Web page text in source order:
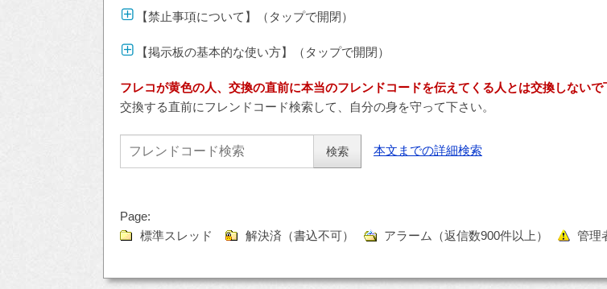
【禁止事項について】（タップで開閉）
【掲示板の基本的な使い方】（タップで開閉）
フレコが黄色の人、交換の直前に本当のフレンドコードを伝えてくる人とは交換しないで
交換する直前にフレンドコード検索して、自分の身を守って下さい。
本文までの詳細検索
Page:
標準スレッド
解決済（書込不可） アラーム（返信数900件以上） 管